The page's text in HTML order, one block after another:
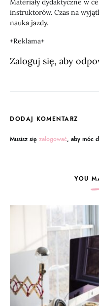
Materiały dydaktyczne w
instruktorów. Czas na
nauka jazdy.
+Reklama+
Zaloguj się, aby
DODAJ KOMENTARZ
Musisz się zalogować, aby móc
YOU